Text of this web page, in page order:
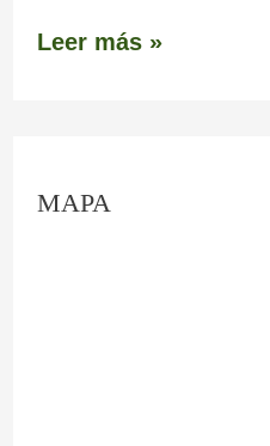
Leer más »
MAPA
o